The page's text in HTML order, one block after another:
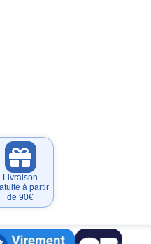
Livraison
à partir
de 90€